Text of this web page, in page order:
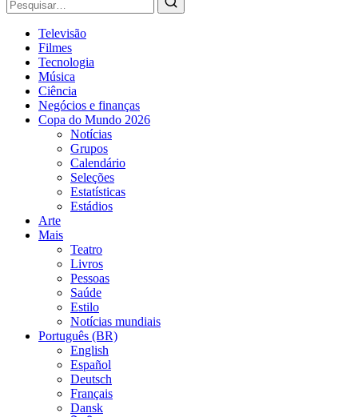
Televisão
Filmes
Tecnologia
Música
Ciência
Negócios e finanças
Copa do Mundo 2026
Notícias
Grupos
Calendário
Seleções
Estatísticas
Estádios
Arte
Mais
Teatro
Livros
Pessoas
Saúde
Estilo
Notícias mundiais
Português (BR)
English
Español
Deutsch
Français
Dansk